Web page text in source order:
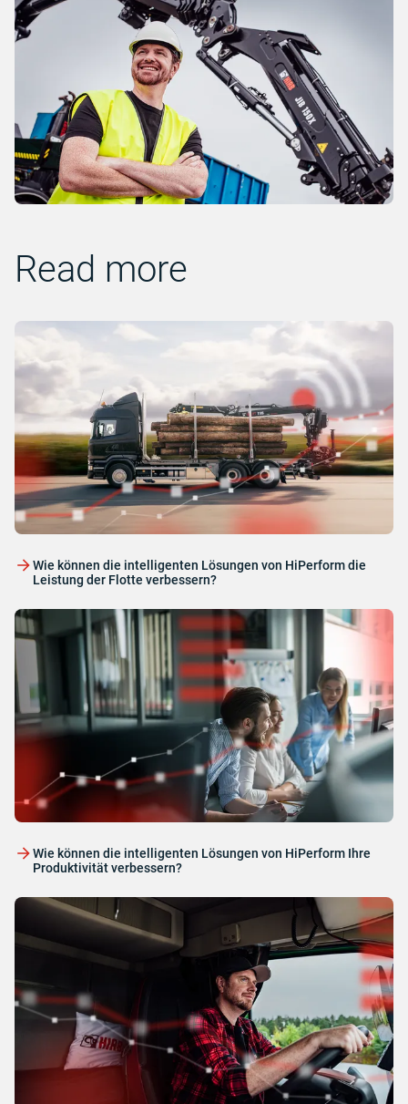
Read more
Wie können die intelligenten Lösungen von HiPerform die
Leistung der Flotte verbessern?
Wie können die intelligenten Lösungen von HiPerform Ihre
Produktivität verbessern?